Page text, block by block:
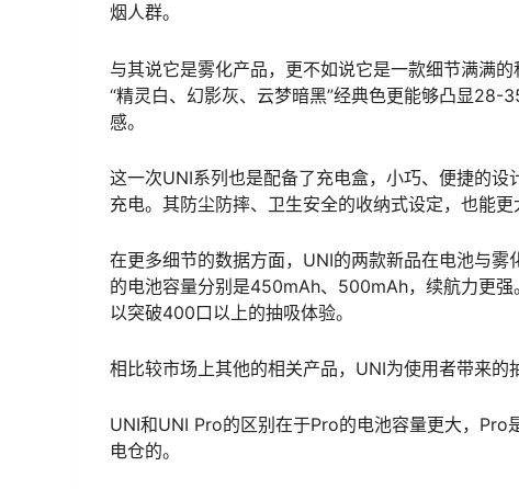
烟人群。
与其说它是雾化产品，更不如说它是一款细节满满
“精灵白、幻影灰、云梦暗黑”经典色更能够凸显
感。
这一次UNI系列也是配备了充电盒，小巧、便捷的
充电。其防尘防摔、卫生安全的收纳式设定，也能
在更多细节的数据方面，UNI的两款新品在电池与
的电池容量分别是450mAh、500mAh，续航力更
以突破400口以上的抽吸体验。
相比较市场上其他的相关产品，UNI为使用者带来的
UNI和UNI Pro的区别在于Pro的电池容量更大，
电仓的。